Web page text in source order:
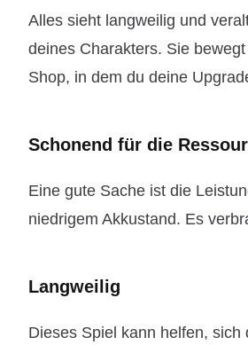
Alles sieht langweilig und
deines Charakters. Sie
Shop, in dem du deine
Schonend für die
Eine gute Sache ist die
niedrigem Akkustand. Es
Langweilig
Dieses Spiel kann helfen,